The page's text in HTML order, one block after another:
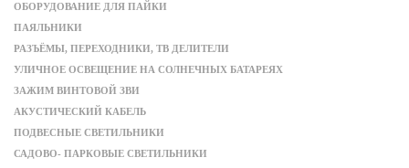
ОБОРУДОВАНИЕ ДЛЯ ПАЙКИ
ПАЯЛЬНИКИ
РАЗЪЁМЫ, ПЕРЕХОДНИКИ, ТВ ДЕЛИТЕЛИ
УЛИЧНОЕ ОСВЕЩЕНИЕ НА СОЛНЕЧНЫХ БАТАРЕЯХ
ЗАЖИМ ВИНТОВОЙ ЗВИ
АКУСТИЧЕСКИЙ КАБЕЛЬ
ПОДВЕСНЫЕ СВЕТИЛЬНИКИ
САДОВО- ПАРКОВЫЕ СВЕТИЛЬНИКИ